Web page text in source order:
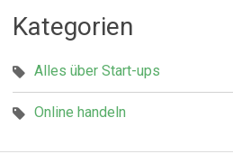
Kategorien
Alles über Start-ups
Online handeln